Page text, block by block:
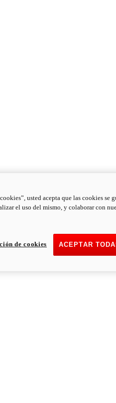
usted acepta que las cookies se
el uso del mismo, y colaborar con
ACEPTAR
de cookies